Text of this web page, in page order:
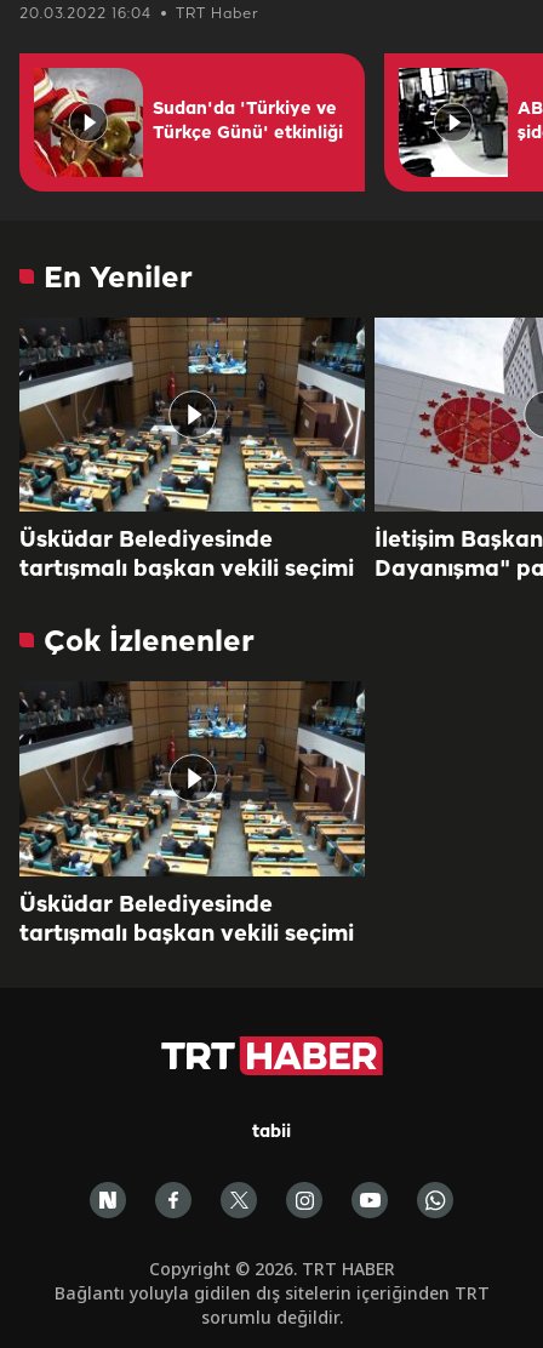
20.03.2022 16:04 TRT Haber
Sudan'da 'Türkiye ve
Türkçe Günü' etkinliği
En Yeniler
Üsküdar Belediyesinde
tartışmalı başkan vekili seçimi
İletişim
Dayanışma"
Çok İzlenenler
Üsküdar Belediyesinde
tartışmalı başkan vekili seçimi
tabii
Copyright © 2026. TRT HABER
Bağlantı yoluyla gidilen dış sitelerin içeriğinden TRT
sorumlu değildir.